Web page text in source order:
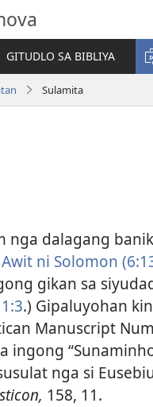
GITUDLO SA BIBLIYA
Sulamita
nga dalagang
Awit ni Solomon
gikan sa
.) Gipaluyohan
Manuscript
ingong
nga si
158, 11.